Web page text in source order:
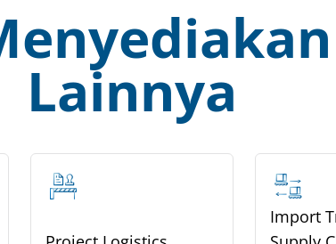
Lainnya
Import